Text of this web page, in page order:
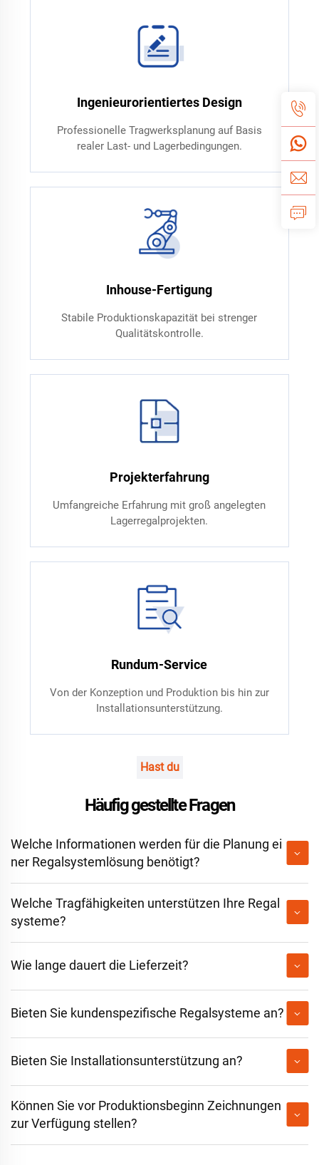
Ingenieurorientiertes Design
Professionelle Tragwerksplanung auf Basis
realer Last- und Lagerbedingungen.
Inhouse-Fertigung
Stabile Produktionskapazität bei strenger
Qualitätskontrolle.
Projekterfahrung
Umfangreiche Erfahrung mit groß angelegten
Lagerregalprojekten.
Rundum-Service
Von der Konzeption und Produktion bis hin zur
Installationsunterstützung.
Hast du
Häufig gestellte Fragen
Welche Informationen werden für die Planung ei
ner Regalsystemlösung benötigt?
Welche Tragfähigkeiten unterstützen Ihre Regal
systeme?
Wie lange dauert die Lieferzeit?
Bieten Sie kundenspezifische Regalsysteme an?
Bieten Sie Installationsunterstützung an?
Können Sie vor Produktionsbeginn Zeichnungen
zur Verfügung stellen?